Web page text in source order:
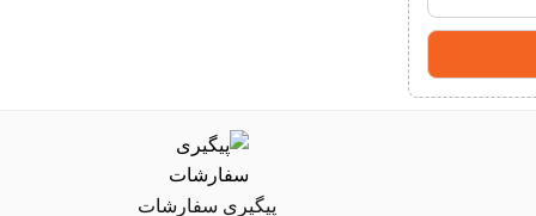
پیگیری سفارشات